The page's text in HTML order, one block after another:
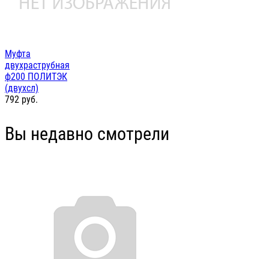
Муфта
двухраструбная
ф200 ПОЛИТЭК
(двухсл)
792 руб.
Вы недавно смотрели